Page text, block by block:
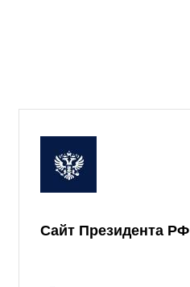
Сайт Президента РФ